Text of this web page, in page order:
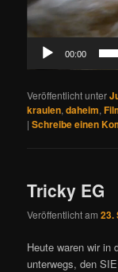
00:00
Veröffentlicht unter
kraulen,daheim,
|Schreibe einen
Tricky EG
Veröffentlicht am23.
Heute waren wir in
unterwegs, den